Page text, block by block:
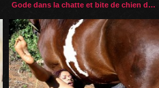
Gode dans la chatte et bite de chien dans le cul